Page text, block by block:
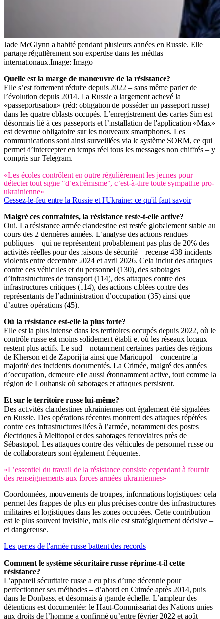
Jade McGlynn a habité pendant plusieurs années en Russie. Elle
partage régulièrement son expertise dans les médias
internationaux.Image: Imago
Quelle est la marge de manœuvre de la résistance?
Elle s’est fortement réduite depuis 2022 – sans même parler de
l’évolution depuis 2014. La Russie a largement achevé la
«passeportisation» (réd: obligation de posséder un passeport russe)
dans les quatre oblasts occupés. L’enregistrement des cartes Sim est
désormais lié à ces passeports et l’installation de l'application «Max»
est devenue obligatoire sur les nouveaux smartphones. Les
communications sont ainsi surveillées via le système SORM, ce qui
permet d’intercepter en temps réel tous les messages non chiffrés – y
compris sur Telegram.
«Les écoles contrôlent en outre régulièrement les jeunes pour
détecter tout signe "d’extrémisme", c’est-à-dire toute sympathie pro-
ukrainienne»
Cessez-le-feu entre la Russie et l'Ukraine: ce qu'il faut savoir
Malgré ces contraintes, la résistance reste-t-elle active?
Oui. La résistance armée clandestine est restée globalement stable au
cours des 2 dernières années. L’analyse des actions rendues
publiques – qui ne représentent probablement pas plus de 20% des
activités réelles pour des raisons de sécurité – recense 438 incidents
violents entre décembre 2024 et avril 2026. Cela inclut des attaques
contre des véhicules et du personnel (130), des sabotages
d’infrastructures de transport (114), des attaques contre des
infrastructures critiques (114), des actions ciblées contre des
représentants de l’administration d’occupation (35) ainsi que
d’autres opérations (45).
Où la résistance est-elle la plus forte?
Elle est la plus intense dans les territoires occupés depuis 2022, où le
contrôle russe est moins solidement établi et où les réseaux locaux
restent plus actifs. Le sud – notamment certaines parties des régions
de Kherson et de Zaporijjia ainsi que Marioupol – concentre la
majorité des incidents documentés. La Crimée, malgré des années
d’occupation, demeure elle aussi étonnamment active, tout comme la
région de Louhansk où sabotages et attaques persistent.
Et sur le territoire russe lui-même?
Des activités clandestines ukrainiennes ont également été signalées
en Russie. Des opérations récentes montrent des attaques répétées
contre des infrastructures liées à l’armée, notamment des postes
électriques à Melitopol et des sabotages ferroviaires près de
Sébastopol. Les attaques contre des véhicules de personnel russe ou
de collaborateurs sont également fréquentes.
«L’essentiel du travail de la résistance consiste cependant à fournir
des renseignements aux forces armées ukrainiennes»
Coordonnées, mouvements de troupes, informations logistiques: cela
permet des frappes de plus en plus précises contre des infrastructures
militaires et logistiques dans les zones occupées. Cette contribution
est le plus souvent invisible, mais elle est stratégiquement décisive –
et dangereuse.
Les pertes de l'armée russe battent des records
Comment le système sécuritaire russe réprime-t-il cette
résistance?
L’appareil sécuritaire russe a eu plus d’une décennie pour
perfectionner ses méthodes – d’abord en Crimée après 2014, puis
dans le Donbass, et désormais à grande échelle. L’ampleur des
détentions est documentée: le Haut-Commissariat des Nations unies
aux droits de l’homme a confirmé qu’entre février 2022 et août